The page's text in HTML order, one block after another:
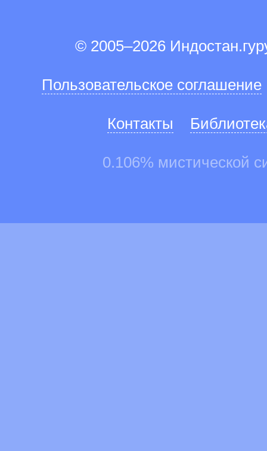
© 2005–2026
Пользовательское соглашение
Контакты
0.106% мистической